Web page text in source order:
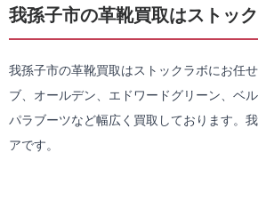
我孫子市の革靴買取はストッ
我孫子市の革靴買取はストックラボにお任
ブ、オールデン、エドワードグリーン、ベ
パラブーツなど幅広く買取しております。
アです。